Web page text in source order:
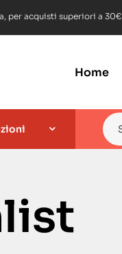
per acquisti superiori a 30€
Home